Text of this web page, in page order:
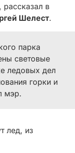
в
Шелест.
парка
световые
ледовых дел
горки и
мэр.
лед, из